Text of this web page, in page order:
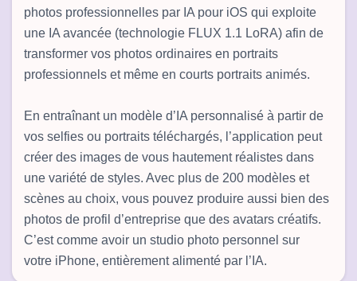
photos professionnelles par IA pour iOS qui exploite
une IA avancée (technologie FLUX 1.1 LoRA) afin de
transformer vos photos ordinaires en portraits
professionnels et même en courts portraits animés.
En entraînant un modèle d’IA personnalisé à partir de
vos selfies ou portraits téléchargés, l’application peut
créer des images de vous hautement réalistes dans
une variété de styles. Avec plus de 200 modèles et
scènes au choix, vous pouvez produire aussi bien des
photos de profil d’entreprise que des avatars créatifs.
C’est comme avoir un studio photo personnel sur
votre iPhone, entièrement alimenté par l’IA.